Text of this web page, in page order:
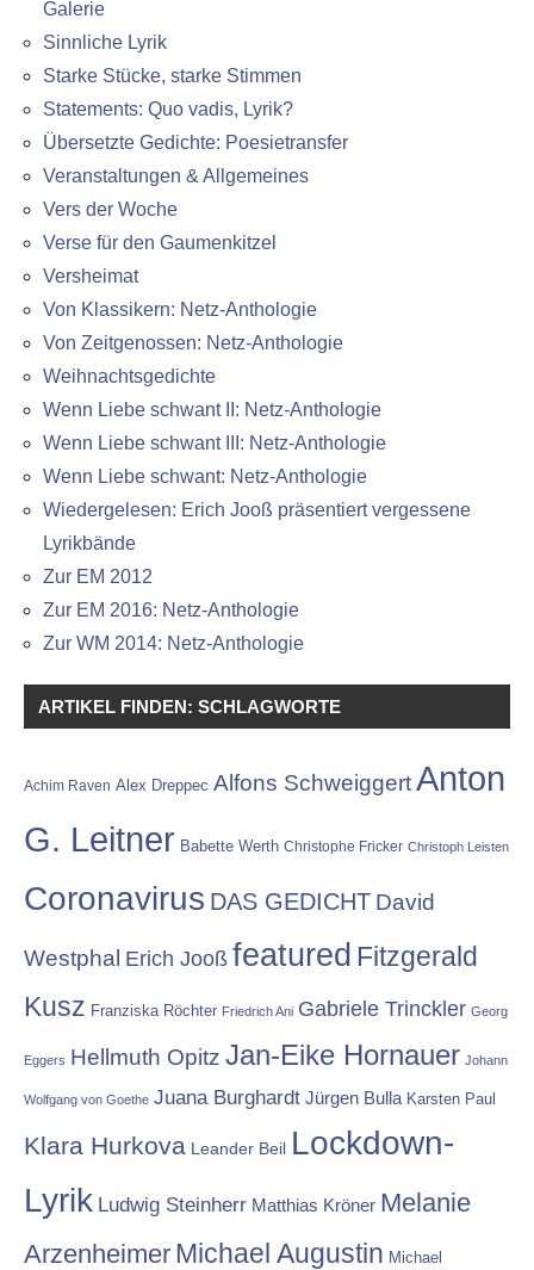
Galerie
Sinnliche Lyrik
Starke Stücke, starke Stimmen
Statements: Quo vadis, Lyrik?
Übersetzte Gedichte: Poesietransfer
Veranstaltungen & Allgemeines
Vers der Woche
Verse für den Gaumenkitzel
Versheimat
Von Klassikern: Netz-Anthologie
Von Zeitgenossen: Netz-Anthologie
Weihnachtsgedichte
Wenn Liebe schwant II: Netz-Anthologie
Wenn Liebe schwant III: Netz-Anthologie
Wenn Liebe schwant: Netz-Anthologie
Wiedergelesen: Erich Jooß präsentiert vergessene
Lyrikbände
Zur EM 2012
Zur EM 2016: Netz-Anthologie
Zur WM 2014: Netz-Anthologie
ARTIKEL FINDEN: SCHLAGWORTE
Achim Raven Alex Dreppec Alfons SchweiggertAnton
G. Leitner Babette Werth Christophe Fricker Christoph Leisten
Coronavirus DAS GEDICHT David
Westphal Erich Jooß featured Fitzgerald
Kusz Franziska Röchter Friedrich Ani Gabriele Trinckler Georg
Eggers Hellmuth Opitz Jan-Eike Hornauer Johann
Wolfgang von Goethe Juana Burghardt Jürgen Bulla Karsten Paul
Klara Hurkova Leander Beil Lockdown-
Lyrik Ludwig Steinherr Matthias Kröner Melanie
Arzenheimer Michael Augustin Michael